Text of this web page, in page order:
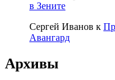
в Зените
Сергей Иванов к
Авангард
Архивы